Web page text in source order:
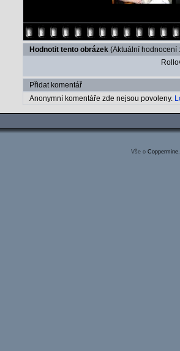
Hodnotit tento obrázek (Aktuální hodnocení
Přidat komentář
Anonymní komentáře zde nejsou povoleny.
Vše o Coppermine